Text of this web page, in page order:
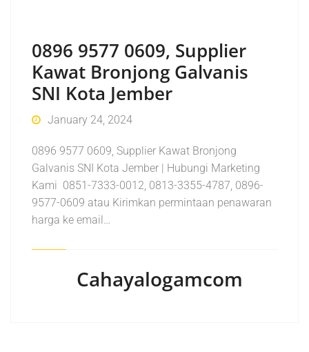
0896 9577 0609, Supplier
Kawat Bronjong Galvanis
SNI Kota Jember
January 24, 2024
0896 9577 0609, Supplier Kawat Bronjong
Galvanis SNI Kota Jember | Hubungi Marketing
Kami 0851-7333-0012, 0813-3355-4787, 0896-
9577-0609 atau Kirimkan permintaan penawaran
harga ke email…
Cahayalogamcom